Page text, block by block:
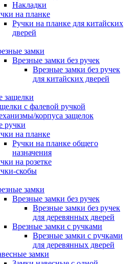
Накладки
на планке
Ручки на планке для китайских
дверей
замки
Врезные замки без ручек
Врезные замки без ручек
для китайских дверей
защелки
с фалевой ручкой
корпуса защелок
ручки
на планке
Ручки на планке общего
назначения
на розетке
скобы
замки
Врезные замки без ручек
Врезные замки без ручек
для деревянных дверей
Врезные замки с ручками
Врезные замки с ручками
для деревянных дверей
замки